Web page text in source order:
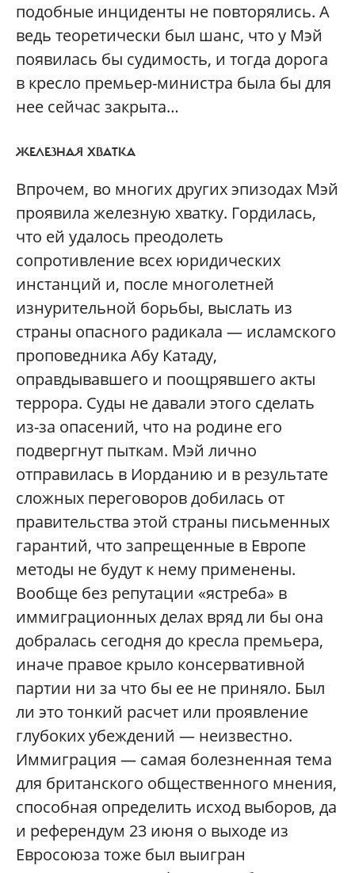
подобные инциденты не повторялись. А
ведь теоретически был шанс, что у Мэй
появилась бы судимость, и тогда дорога
в кресло премьер-министра была бы для
нее сейчас закрыта…
ЖЕЛЕЗНАЯ ХВАТКА
Впрочем, во многих других эпизодах Мэй
проявила железную хватку. Гордилась,
что ей удалось преодолеть
сопротивление всех юридических
инстанций и, после многолетней
изнурительной борьбы, выслать из
страны опасного радикала — исламского
проповедника Абу Катаду,
оправдывавшего и поощрявшего акты
террора. Суды не давали этого сделать
из-за опасений, что на родине его
подвергнут пыткам. Мэй лично
отправилась в Иорданию и в результате
сложных переговоров добилась от
правительства этой страны письменных
гарантий, что запрещенные в Европе
методы не будут к нему применены.
Вообще без репутации «ястреба» в
иммиграционных делах вряд ли бы она
добралась сегодня до кресла премьера,
иначе правое крыло консервативной
партии ни за что бы ее не приняло. Был
ли это тонкий расчет или проявление
глубоких убеждений — неизвестно.
Иммиграция — самая болезненная тема
для британского общественного мнения,
способная определить исход выборов, да
и референдум 23 июня о выходе из
Евросоюза тоже был выигран